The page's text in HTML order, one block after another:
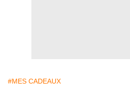
#MES CADEAUX